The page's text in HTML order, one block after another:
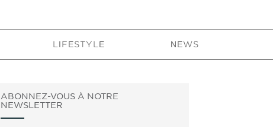
LIFESTYLE NEWS
ABONNEZ-VOUS À NOTRE
NEWSLETTER